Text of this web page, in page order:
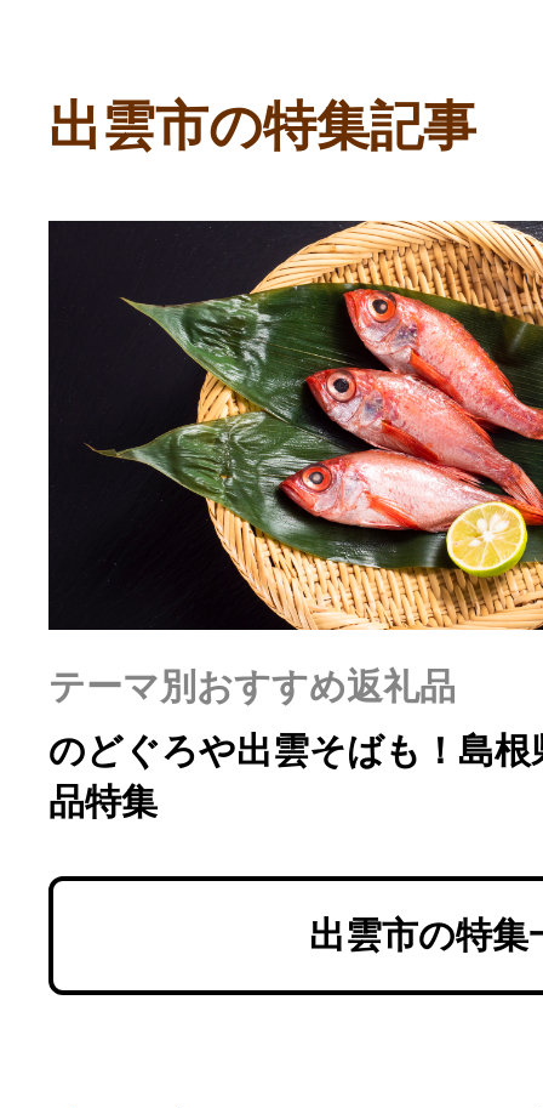
給与所得者版
副業・パラレルワーカー
個人事業主・フリーラン
個人事業・フリーランス
ふるさと納税の基礎知識
10秒ぴったり診断
自治体直営サイト特集
よくあるご質問
出雲市の特集記事
テーマ別おすすめ返礼品
のどぐろや出雲そばも！島根
品特集
出雲市の特集